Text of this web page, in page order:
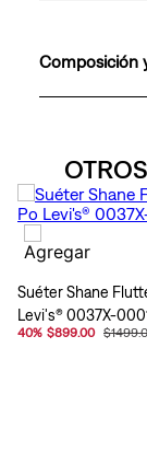
Composición
Suéter Shane
Levi's® 0037X-
40% $899.00